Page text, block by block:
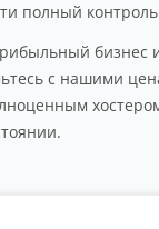
полный
бизнес
с нашими